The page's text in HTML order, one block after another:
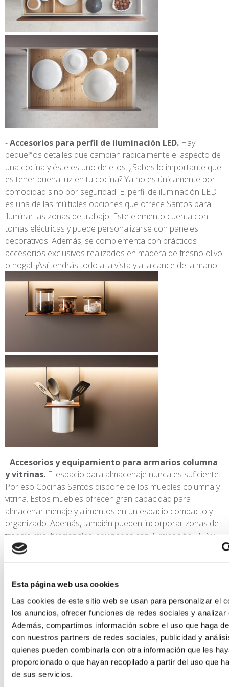
Esta página web usa cookies
Las cookies de este sitio web se usan para personalizar el
los anuncios, ofrecer funciones de redes sociales y analizar
Además, compartimos información sobre el uso que haga
con nuestros partners de redes sociales, publicidad y
quienes pueden combinarla con otra información que les
proporcionado o que hayan recopilado a partir del uso que
de sus servicios.
Accesorios para perfil de iluminación LED. Hay
pequeños detalles que cambian radicalmente el aspecto de
una cocina y éste es uno de ellos. ¿Sabes lo importante que
es tener buena luz en tu cocina? Ya no es únicamente por
comodidad sino por seguridad. El perfil de iluminación LED
es una de las múltiples opciones que ofrece Santos para
iluminar las zonas de trabajo. Este elemento cuenta con
tomas eléctricas y puede personalizarse con paneles
decorativos. Además, se complementa con prácticos
accesorios exclusivos realizados en madera de fresno olivo
o nogal. ¡Así tendrás todo a la vista y al alcance de la mano!
Accesorios y equipamiento para armarios columna
y vitrinas. El espacio para almacenaje nunca es suficiente.
Por eso Cocinas Santos dispone de los muebles columna y
vitrina. Estos muebles ofrecen gran capacidad para
almacenar menaje y alimentos en un espacio compacto y
organizado. Además, también pueden incorporar zonas de
trabajo muy funcionales, equipadas con iluminación LED y
tomas de corriente. Los interiores de los armarios ganan
estantes.